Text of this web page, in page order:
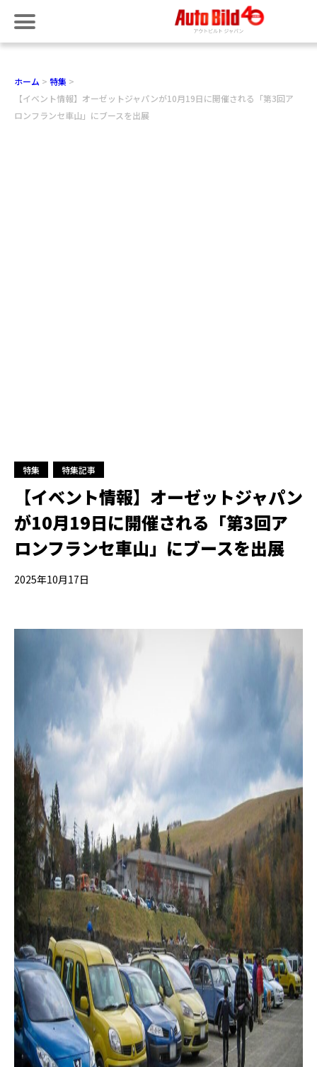
ホーム
特集
【イベント情報】オーゼットジャパンが10月19日に開催される「第3回ア
ロンフランセ車山」にブースを出展
特集 特集記事
【イベント情報】オーゼットジャパン
が10月19日に開催される「第3回ア
ロンフランセ車山」にブースを出展
2025年10月17日